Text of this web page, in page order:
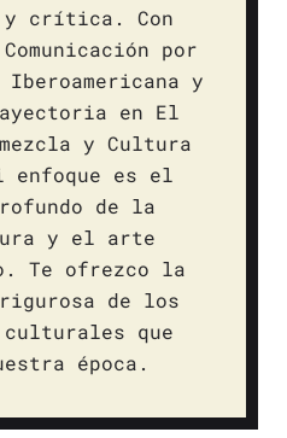
crítica. Con
por
y
en El
y Cultura
enfoque es el
de la
y el arte
Te ofrezco la
de los
culturales que
época.